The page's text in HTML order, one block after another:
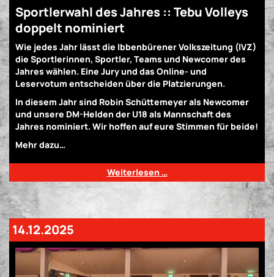
Sportlerwahl des Jahres :: Tebu Volleys
doppelt nominiert
Wie jedes Jahr lässt die Ibbenbürener Volkszeitung (IVZ)
die Sportlerinnen, Sportler, Teams und Newcomer des
Jahres wählen. Eine Jury und das Online- und
Leservotum entscheiden über die Platzierungen.
In diesem Jahr sind Robin Schüttemeyer als Newcomer
und unsere DM-Helden der U18 als Mannschaft des
Jahres nominiert. Wir hoffen auf eure Stimmen für beide!
Mehr dazu…
Weiterlesen …
14.12.2025